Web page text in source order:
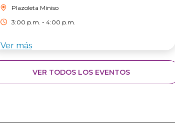
Plazoleta Miniso
3:00 p.m. - 4:00 p.m.
Ver más
VER TODOS LOS EVENTOS